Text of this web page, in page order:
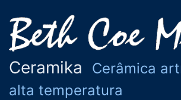
Ceramika
Cerâmica
alta temperatura